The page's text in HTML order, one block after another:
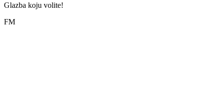
Glazba koju volite!
FM